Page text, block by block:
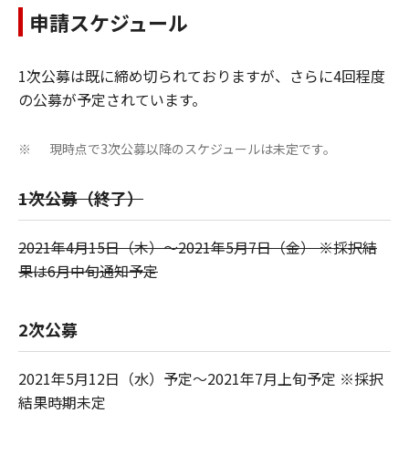
申請スケジュール
1次公募は既に締め切られておりますが、さらに4回程度
の公募が予定されています。
※ 現時点で3次公募以降のスケジュールは未定です。
1次公募（終了）
2021年4月15日（木）～2021年5月7日（金） ※採択結
果は6月中旬通知予定
2次公募
2021年5月12日（水）予定～2021年7月上旬予定 ※採択
結果時期未定